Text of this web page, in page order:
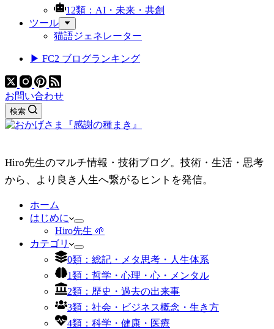
12類：AI・未来・共創
ツール
猫語ジェネレーター
▶ FC2 ブログランキング
お問い合わせ
検索
Hiro先生のマルチ情報・技術ブログ。技術・生活・思考
から、より良き人生へ繋がるヒントを発信。
ホーム
はじめに
Hiro先生 🌱
カテゴリ
0類：総記・メタ思考・人生体系
1類：哲学・心理・心・メンタル
2類：歴史・過去の出来事
3類：社会・ビジネス概念・生き方
4類：科学・健康・医療